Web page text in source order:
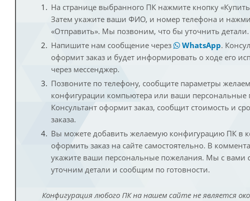
На странице выбранного ПК нажмите кнопку
Затем укажите ваши ФИО, и номер телефона и
«Отправить». Мы позвоним, что бы уточнить детали.
Напишите нам сообщение через
WhatsApp.
оформит заказ и будет информировать о ходе его
через мессенджер.
Позвоните по телефону, сообщите параметры
конфигурации компьютера или ваши персональные
Консультант оформит заказ, сообщит стоимость и
заказа.
Вы можете добавить желаемую конфигурацию ПК в
оформить заказ на сайте самостоятельно. В
укажите ваши персональные пожелания. Мы с вами
уточним детали и сообщим по готовности.
Конфигурация любого ПК на нашем сайте не является